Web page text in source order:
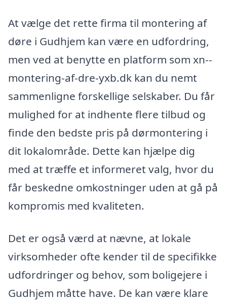
At vælge det rette firma til montering af
døre i Gudhjem kan være en udfordring,
men ved at benytte en platform som xn--
montering-af-dre-yxb.dk kan du nemt
sammenligne forskellige selskaber. Du får
mulighed for at indhente flere tilbud og
finde den bedste pris på dørmontering i
dit lokalområde. Dette kan hjælpe dig
med at træffe et informeret valg, hvor du
får beskedne omkostninger uden at gå på
kompromis med kvaliteten.
Det er også værd at nævne, at lokale
virksomheder ofte kender til de specifikke
udfordringer og behov, som boligejere i
Gudhjem måtte have. De kan være klare